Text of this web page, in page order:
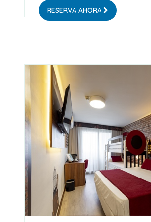
RESERVA AHORA